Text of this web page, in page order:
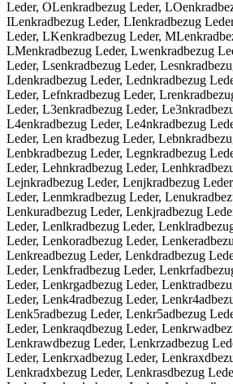
Leder, OLenkradbezug Leder,
ILenkradbezug Leder, LIenkradbezug
Leder, LKenkradbezug Leder,
LMenkradbezug Leder, Lwenkradbezug
Leder, Lsenkradbezug Leder,
Ldenkradbezug Leder, Lednkradbezug
Leder, Lefnkradbezug Leder,
Leder, L3enkradbezug Leder,
L4enkradbezug Leder, Le4nkradbezug
Leder, Len kradbezug Leder,
Lenbkradbezug Leder, Legnkradbezug
Leder, Lehnkradbezug Leder,
Lejnkradbezug Leder, Lenjkradbezug
Leder, Lenmkradbezug Leder,
Lenkuradbezug Leder, Lenkjradbezug
Leder, Lenlkradbezug Leder,
Leder, Lenkoradbezug Leder,
Lenkreadbezug Leder, Lenkdradbezug
Leder, Lenkfradbezug Leder,
Leder, Lenkrgadbezug Leder,
Leder, Lenk4radbezug Leder,
Lenk5radbezug Leder, Lenkr5adbezug
Leder, Lenkraqdbezug Leder,
Lenkrawdbezug Leder, Lenkrzadbezug
Leder, Lenkrxadbezug Leder,
Lenkradxbezug Leder, Lenkrasdbezug